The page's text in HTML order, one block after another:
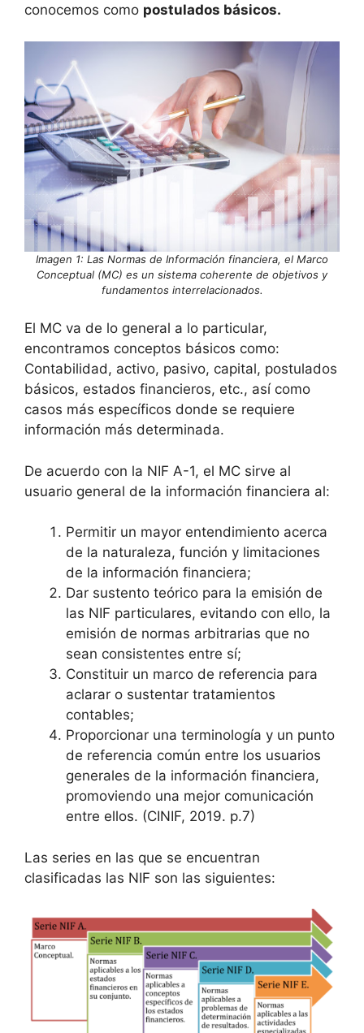
conocemos como postulados básicos.
Imagen 1: Las Normas de Información financiera, el Marco
Conceptual (MC) es un sistema coherente de objetivos y
fundamentos interrelacionados.
El MC va de lo general a lo particular,
encontramos conceptos básicos como:
Contabilidad, activo, pasivo, capital, postulados
básicos, estados financieros, etc., así como
casos más específicos donde se requiere
información más determinada.
De acuerdo con la NIF A-1, el MC sirve al
usuario general de la información financiera al:
Permitir un mayor entendimiento acerca
de la naturaleza, función y limitaciones
de la información financiera;
Dar sustento teórico para la emisión de
las NIF particulares, evitando con ello, la
emisión de normas arbitrarias que no
sean consistentes entre sí;
Constituir un marco de referencia para
aclarar o sustentar tratamientos
contables;
Proporcionar una terminología y un punto
de referencia común entre los usuarios
generales de la información financiera,
promoviendo una mejor comunicación
entre ellos. (CINIF, 2019. p.7)
Las series en las que se encuentran
clasificadas las NIF son las siguientes: